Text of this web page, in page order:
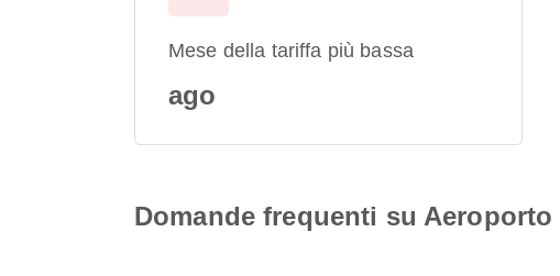
Mese della tariffa più bassa
ago
Domande frequenti su